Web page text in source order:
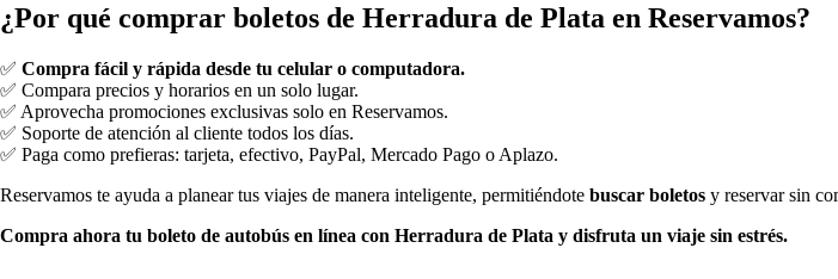
¿Por qué comprar boletos de Herradura de Plata en Reservamos?
✅ Compra fácil y rápida desde tu celular o computadora.
✅ Compara precios y horarios en un solo lugar.
✅ Aprovecha promociones exclusivas solo en Reservamos.
✅ Soporte de atención al cliente todos los días.
✅ Paga como prefieras: tarjeta, efectivo, PayPal, Mercado Pago o Aplazo.
Reservamos te ayuda a planear tus viajes de manera inteligente, permitiéndote buscar boletos y reservar sin
Compra ahora tu boleto de autobús en línea con Herradura de Plata y disfruta un viaje sin estrés.